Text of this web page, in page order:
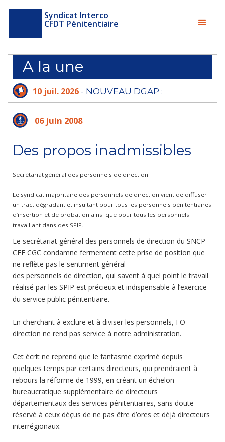
Syndicat Interco
CFDT Pénitentiaire
A la une
10 juil. 2026 - NOUVEAU DGAP :
L'ADMINISTRATION PÉNITENTIAIRE N'A PLUS
LE TEMPS D'ATTENDRE
06 juin 2008
Des propos inadmissibles
Secrétariat général des personnels de direction
Le syndicat majoritaire des personnels de direction vient de diffuser
un tract dégradant et insultant pour tous les personnels pénitentiaires
d’insertion et de probation ainsi que pour tous les personnels
travaillant dans des SPIP.
Le secrétariat général des personnels de direction du SNCP
CFE CGC condamne fermement cette prise de position que
ne reflète pas le sentiment général
des personnels de direction, qui savent à quel point le travail
réalisé par les SPIP est précieux et indispensable à l’exercice
du service public pénitentiaire.
En cherchant à exclure et à diviser les personnels, FO-
direction ne rend pas service à notre administration.
Cet écrit ne reprend que le fantasme exprimé depuis
quelques temps par certains directeurs, qui prendraient à
rebours la réforme de 1999, en créant un échelon
bureaucratique supplémentaire de directeurs
départementaux des services pénitentiaires, sans doute
réservé à ceux déçus de ne pas être d’ores et déjà directeurs
interrégionaux.